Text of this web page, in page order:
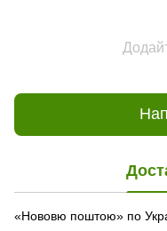
«Нововю поштою» по